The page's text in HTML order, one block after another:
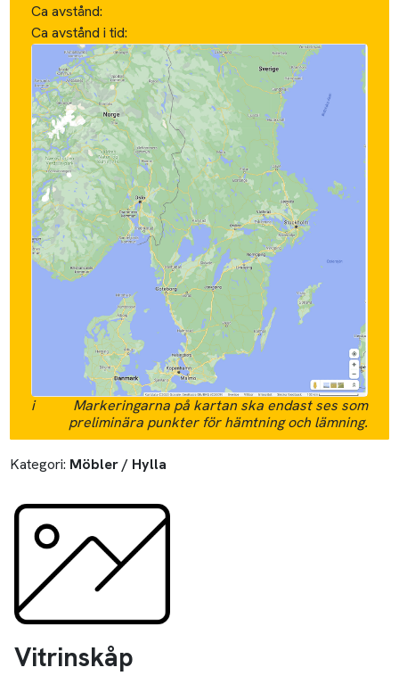
Ca avstånd:
Ca avstånd i tid:
i
Markeringarna på kartan ska endast ses som
preliminära punkter för hämtning och lämning.
Kategori: Möbler / Hylla
Vitrinskåp